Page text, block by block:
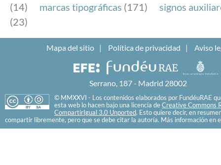
(14)
marcas tipográficas (171)
signos
(23)
Mapa del sitio Política de privacidad Aviso
Serrano, 187 - Madrid 28002
© MMXXVI - Los contenidos elaborados por FundéuRAE
esta web lo hacen bajo una licencia de Creative Commons
CompartirIgual 3.0 Unported. Esto quiere decir, en
compartir libremente, pero que se debe citar la autoría. Más información en